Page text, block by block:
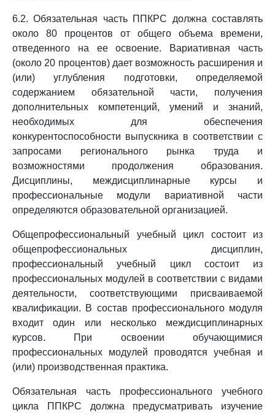
6.2. Обязательная часть ППКРС должна составлять
около 80 процентов от общего объема времени,
отведенного на ее освоение. Вариативная часть
(около 20 процентов) дает возможность расширения и
(или) углубления подготовки, определяемой
содержанием обязательной части, получения
дополнительных компетенций, умений и знаний,
необходимых для обеспечения
конкурентоспособности выпускника в соответствии с
запросами регионального рынка труда и
возможностями продолжения образования.
Дисциплины, междисциплинарные курсы и
профессиональные модули вариативной части
определяются образовательной организацией.
Общепрофессиональный учебный цикл состоит из
общепрофессиональных дисциплин,
профессиональный учебный цикл состоит из
профессиональных модулей в соответствии с видами
деятельности, соответствующими присваиваемой
квалификации. В состав профессионального модуля
входит один или несколько междисциплинарных
курсов. При освоении обучающимися
профессиональных модулей проводятся учебная и
(или) производственная практика.
Обязательная часть профессионального учебного
цикла ППКРС должна предусматривать изучение